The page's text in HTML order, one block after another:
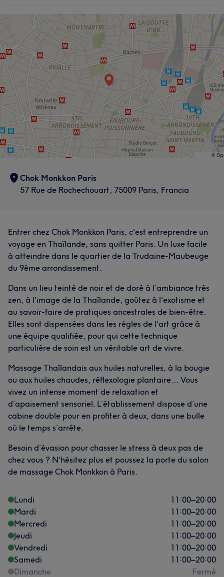
Chok Monkkon Paris
57 Rue de Rochechouart, 75009 Paris, Francia
Entrer chez Chok Monkkon Paris, c'est entreprendre un
voyage en Thaïlande, sans quitter Paris. Un luxe facile
à atteindre dans le quartier de la Trudaine-Maubeuge
du 9ème arrondissement.
Dans un lieu teinté de noir et de doré à l’ambiance très
zen, à l'image de la Thaïlande, goûtez à l'exotisme et
au savoir-faire de pratiques ancestrales de bien-être.
Elles sont dispensées dans les règles de l'art grâce à
une équipe qualifiée, pour qui cette technique
particulière de soin est un véritable art de vivre.
Massage Thaïlandais aux huiles naturelles, à la bougie
ou aux huiles chaudes, réflexologie plantaire… Vous
vivez un intense moment de relaxation et
d’apaisement sensoriel. L’établissement dispose d’une
cabine double pour en profiter à deux, dans une bulle
où le temps s’arrête.
Besoin d’évasion pour chasser le stress à deux pas de
chez vous ? N'hésitez plus et poussez la porte du salon
de massage Chok Monkkon à Paris.
Lundi 11:00–20:00
Mardi
11:00–20:00
Mercredi
11:00–20:00
Jeudi
11:00–20:00
Vendredi
11:00–20:00
Samedi
11:00–20:00
Dimanche
Fermé